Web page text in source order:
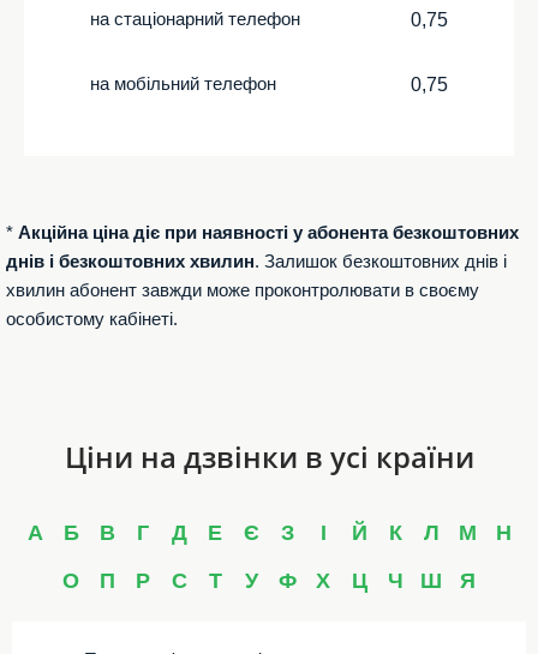
на стаціонарний телефон 0,75
на мобільний телефон 0,75
* Акційна ціна діє при наявності у абонента безкоштовних
днів і безкоштовних хвилин. Залишок безкоштовних днів і
хвилин абонент завжди може проконтролювати в своєму
особистому кабінеті.
Ціни на дзвінки в усі країни
А Б В Г Д Е Є З І Й К Л М
Н
О
П Р С Т У Ф Х Ц Ч Ш Я